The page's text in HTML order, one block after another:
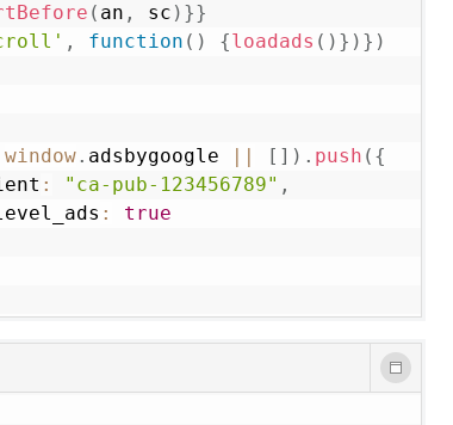
( an , sc ) }}
, function ( ) {loadads ( ) } ) } )
window. adsbygoogle || [ ] ) . push ( {
: "ca-pub-123456789" ,
:
true